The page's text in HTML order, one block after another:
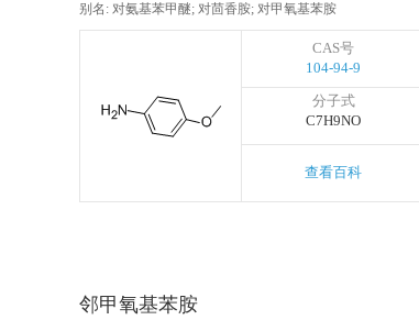
别名: 对氨基苯甲醚; 对茴香胺; 对甲氧基苯胺
CAS号
104-94-9
分子式
C7H9NO
查看百科
邻甲氧基苯胺